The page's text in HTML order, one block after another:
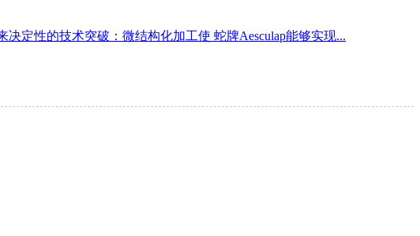
定性的技术突破：微结构化加工使 蛇牌Aesculap能够实现...